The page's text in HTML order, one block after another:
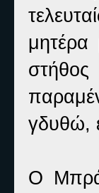
γδυθώ,
Ο